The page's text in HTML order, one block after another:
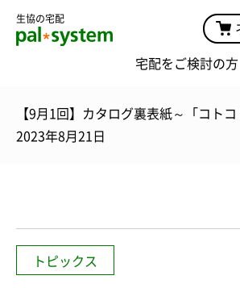
生協の宅配
宅配をご検討の方
【9月1回】カタログ裏表紙～「コトコ
2023年8月21日
トピックス